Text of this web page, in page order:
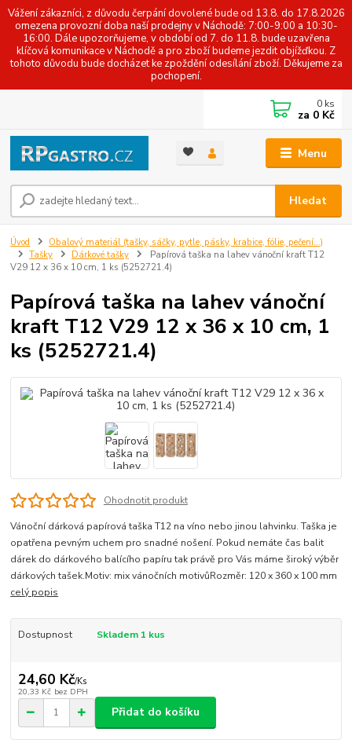
Vážení zákazníci, z důvodu čerpání dovolené bude od 13.8. do 17.8.2026
omezena provozní doba naší prodejny v Náchodě: 7:00-9:00 a 10:30-
16:00. Dále upozorňujeme, v období od 7. do 11.8. bude uzavřena
klíčová komunikace v Náchodě a pro zboží budeme jezdit objížďkou. Z
tohoto důvodu bude docházet ke zpoždění odesílání zboží. Děkujeme za
pochopení.
Menu
Hledat
0 ks
za 0 Kč
Úvod
Obalový materiál (tašky, sáčky, pytle, pásky, krabice, fólie, pečení...)
Tašky
Dárkové tašky
Papírová taška na lahev vánoční kraft T12
V29 12 x 36 x 10 cm, 1 ks (5252721.4)
Papírová taška na lahev vánoční
kraft T12 V29 12 x 36 x 10 cm, 1
ks (5252721.4)
Ohodnotit produkt
Vánoční dárková papírová taška T12 na víno nebo jinou lahvinku. Taška je
opatřena pevným uchem pro snadné nošení. Pokud nemáte čas balit
dárek do dárkového balícího papíru tak právě pro Vás máme široký výběr
dárkových tašek.Motiv: mix vánočních motivůRozměr: 120 x 360 x 100 mm
celý popis
Dostupnost Skladem 1 kus
24,60 Kč/Ks
20,33 Kč bez DPH
Přidat do košíku